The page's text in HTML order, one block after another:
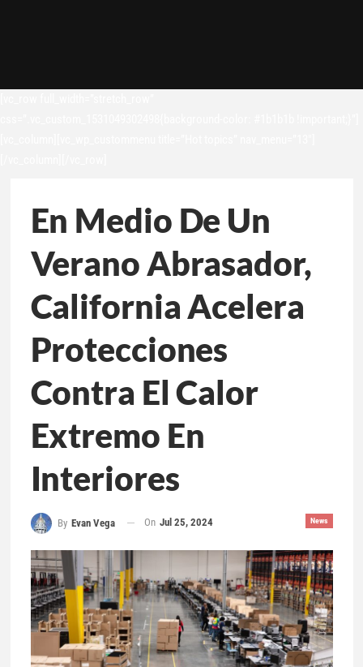
En Medio De Un
Verano Abrasador,
California Acelera
Protecciones
Contra El Calor
Extremo En
Interiores
News
By Evan Vega On Jul 25, 2024